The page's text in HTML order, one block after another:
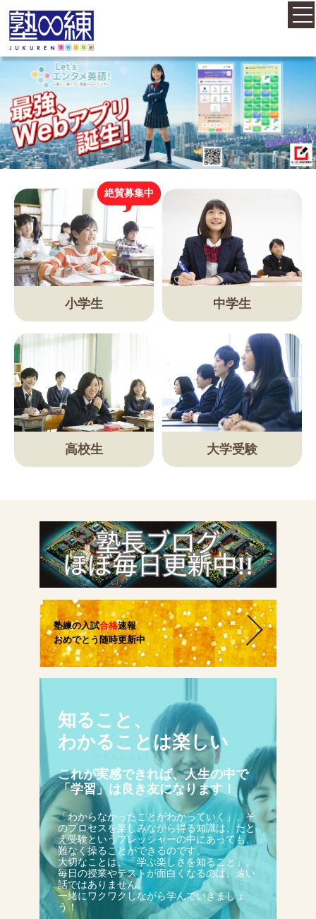
ホーム
コース案内
料金案内
概要・アクセス
お知らせ
塾長紹介
講師紹介
小学生
中学生
大学受験の方
小学生から塾に通った方がいい3つの理由
生徒さんの塾∞練体験インタビュー
生徒さん・親御様のアンケート
塾練が選ばれる理由
合格実績
よくあるご質問
会員専用
絶賛募集中
小学生 中学生
高校生 大学受験
塾練の入試合格速報
おめでとう随時更新中
知ること、
わかることは楽しい
これが実感できれば、人生の中で
「学習」は良き友になります！
「わからなかったことがわかっていく」、そ
のプロセスを楽しみながら得る知識は、たと
え受験というプレッシャーの中にあっても、
難なく操ることができるのです。
大切なことは、「学ぶ楽しさを知ること」。
毎日の授業やテストが面白くなるのは、遠い
話ではありません。
一緒にワクワクしながら学んでいきましょ
う！